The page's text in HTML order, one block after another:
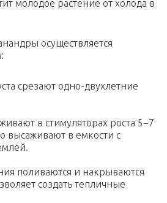
молодое растение от холода в
осуществляется
срезают одно-двухлетние
в стимуляторах роста 5−7
высаживают в емкости с
поливаются и накрываются
создать тепличные